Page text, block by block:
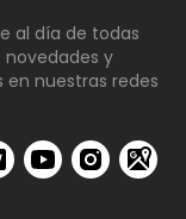
al día de todas
novedades y
en nuestras redes